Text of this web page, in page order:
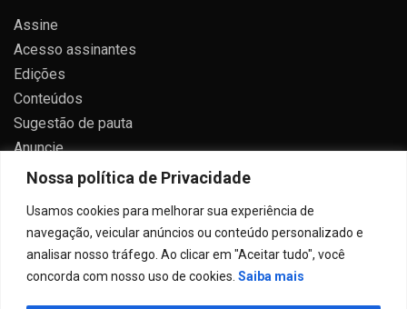
Nossa política de Privacidade
Usamos cookies para melhorar sua experiência de
navegação, veicular anúncios ou conteúdo personalizado e
analisar nosso tráfego. Ao clicar em "Aceitar tudo", você
concorda com nosso uso de cookies. Saiba mais
Assine
Acesso assinantes
Edições
Conteúdos
Sugestão de pauta
Anuncie
Contato